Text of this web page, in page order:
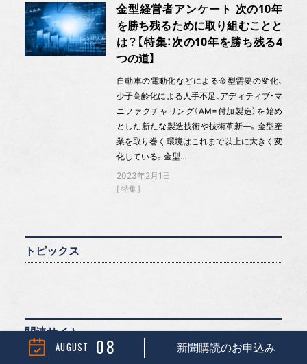
AUGUST 08 新聞購読のお申込み
金型経営者アンケート 次の10年
を勝ち残るために取り組むことと
は？【特集：次の10年を勝ち残る4
つの道】
自動車の電動化などによる金型需要の変化、
少子高齢化による人手不足、アディティブ・マ
ニファクチャリング（AM=付加製造）を始め
とした新たな製造技術や技術革新―。金型産
業を取り巻く環境はこれまで以上に大きく変
化している。金型…
2023年2月1日
特集
トピックス
関連サイト